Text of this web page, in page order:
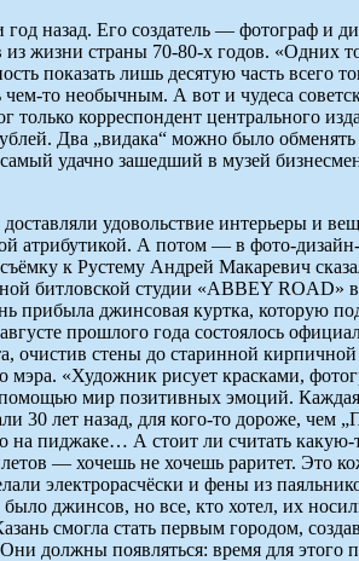
назад. Его создатель — фотограф и
из жизни страны 70-80-х годов.
показать лишь десятую часть всего
то необычным. А вот и чудеса
только корреспондент центрального
Два „видака“ можно было
удачно зашедший в музей
удовольствие интерь­еры и
атрибутикой. А потом — в фото-
к Рустему Андрей Макаревич
битловской студии «ABBЕY
джинсовая куртка, которую
прошлого года состоялось
очистив стены до старинной
мэра. «Художник рисует красками,
мир позитивных эмоций. Каждая
30 лет назад, для кого-то дороже,
на пиджаке… А стоит ли считать
— хочешь не хочешь раритет. Это
электрорасчёски и фены из
джинсов, но все, кто хотел, их
смогла стать первым городом,
должны появляться: время для этого